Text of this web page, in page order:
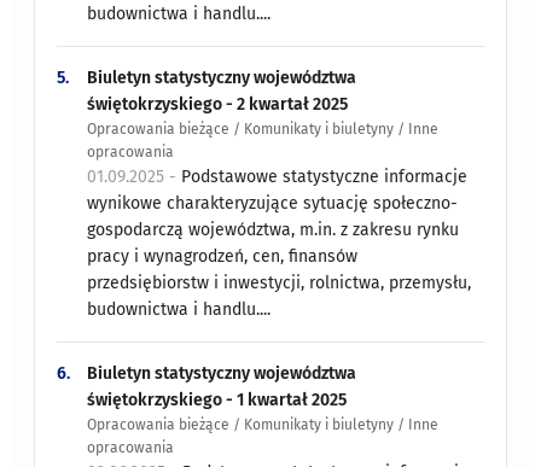
budownictwa i handlu....
5.
Biuletyn statystyczny województwa
świętokrzyskiego - 2 kwartał 2025
Opracowania bieżące / Komunikaty i biuletyny / Inne
opracowania
01.09.2025 - Podstawowe statystyczne informacje
wynikowe charakteryzujące sytuację społeczno-
gospodarczą województwa, m.in. z zakresu rynku
pracy i wynagrodzeń, cen, finansów
przedsiębiorstw i inwestycji, rolnictwa, przemysłu,
budownictwa i handlu....
6.
Biuletyn statystyczny województwa
świętokrzyskiego - 1 kwartał 2025
Opracowania bieżące / Komunikaty i biuletyny / Inne
opracowania